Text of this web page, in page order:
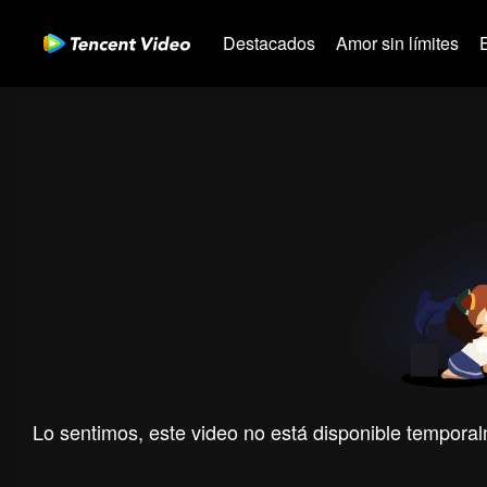
Destacados Amor sin límites
Lo sentimos, este video no está disponible